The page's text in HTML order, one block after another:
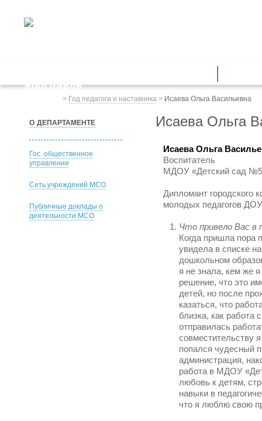
> Год педагога и наставника > Исаева Ольга Васильевна
Исаева Ольга
Исаева Ольга
Воспитатель
МДОУ «Детский сад
Дипломант городского
молодых педагогов
Что привело Вас в
Когда пришла пора
увидела в списке
дошкольном
я не знала, кем же
решение, что это
детей, но после
казаться, что
близка, как работа
отправилась
совместительству
попался чудесный
администрация,
работа в МДОУ
любовь к детям,
навыки в
что я люблю свою
О ДЕПАРТАМЕНТЕ
Гос. общественное
управление
Сеть учреждений МСО
Публичные доклады о
деятельности МСО